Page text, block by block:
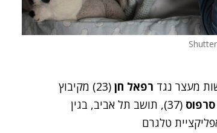
מעצר נגד רפאל חן
(23) מקיבוץ
סרפוס
(37), תושב תל אביב, בגין
טלגרם